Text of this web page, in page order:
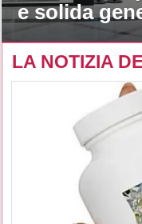
e solida
LA NOTIZIA